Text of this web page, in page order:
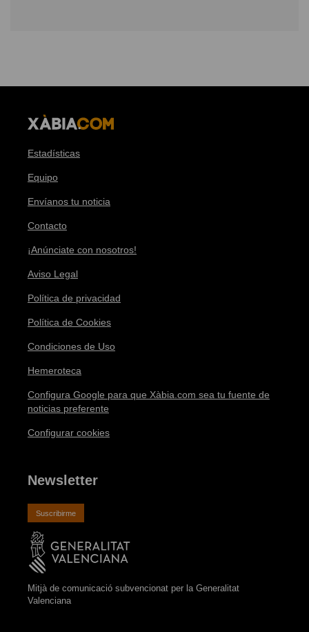
Estadísticas
Equipo
Envíanos tu noticia
Contacto
¡Anúnciate con nosotros!
Aviso Legal
Política de privacidad
Política de Cookies
Condiciones de Uso
Hemeroteca
Configura Google para que Xàbia.com sea tu fuente de
noticias preferente
Configurar cookies
Newsletter
Suscribirme
Mitjà de comunicació subvencionat per la Generalitat
Valenciana